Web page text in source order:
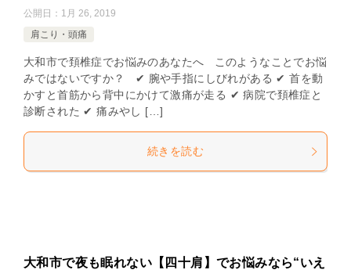
公開日： 1月 26, 2019
肩こり・頭痛
大和市で頚椎症でお悩みのあなたへ このようなことでお悩
みではないですか？ ✔ 腕や手指にしびれがある ✔ 首を動
かすと首筋から背中にかけて激痛が走る ✔ 病院で頚椎症と
診断された ✔ 痛みやし […]
続きを読む
大和市で夜も眠れない【四十肩】でお悩みなら“いえ